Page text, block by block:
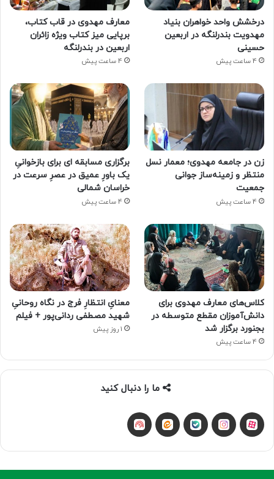
درخشش واحد خواهران بنیاد
مهدویت بندرلنگه در اربعین
حسینی
4 ساعت پیش
معارف مهدوی در قاب کتاب،
برپایی میز کتاب ویژه زائران
اربعین در بندرلنگه
4 ساعت پیش
زن در جامعه مهدوی؛ معمار نسل
منتظر و زمینه‌ساز جوانی
جمعیت
4 ساعت پیش
برگزاری مسابقه ای برای بازخوانیِ
یک باورِ عمیق در عصرِ سرعت در
خراسان شمالی
4 ساعت پیش
کلاس‌های معارف مهدوی برای
دانش‌آموزان مقطع متوسطه در
بجنورد برگزار شد
4 ساعت پیش
معنایِ انتظارِ فرج در نگاه روحانیِ
شهید مصطفی ردانی‌پور + فیلم
1 روز پیش
ما را دنبال کنید
آپاراتاینستاگرام
بله ایتا شنوتو